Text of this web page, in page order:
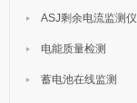
ASJ剩余电流监测仪
电能质量检测
蓄电池在线监测